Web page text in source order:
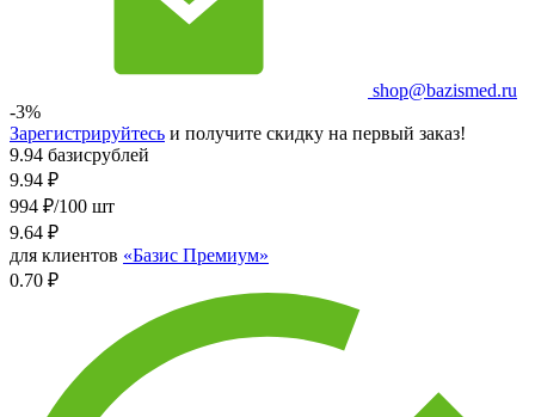
shop@bazismed.ru
-3%
Зарегистрируйтесь и получите скидку на первый заказ!
9.94 базисрублей
9.94 ₽
994 ₽/100 шт
9.64 ₽
для клиентов «Базис Премиум»
0.70 ₽